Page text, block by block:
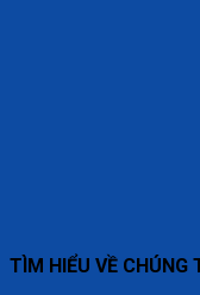
TÌM HIỂU VỀ CHÚNG